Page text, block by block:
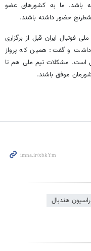
باشد. ما به کشورهای عضو
حضور داشته باشند.
فوتبال ایران قبل از برگزاری
داشت و گفت: همین که پرواز
است. مشکلات تیم ملی هم تا
موفق باشند.
هندبال